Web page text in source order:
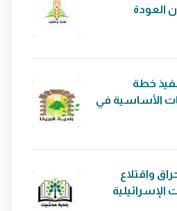
العودة
خطة
الأساسية في
واقتلاع
الإسرائيلية